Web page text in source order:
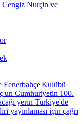
Cengiz Nurçin ve